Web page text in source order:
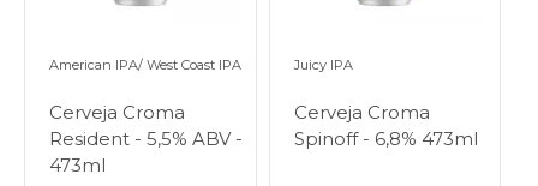
American IPA/ West Coast IPA
Cerveja Croma
Resident - 5,5% ABV -
473ml
Juicy IPA
Cerveja Croma
Spinoff - 6,8% 473ml